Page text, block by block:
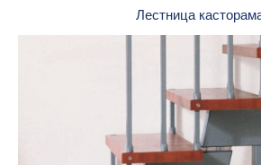
Лестница